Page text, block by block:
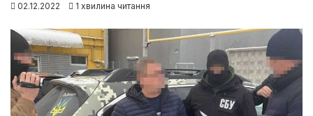
02.12.2022 1 хвилина читання